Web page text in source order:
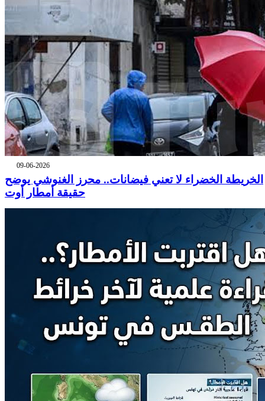
09-06-2026
الخريطة الخضراء لا تعني فيضانات.. محرز الغنوشي يوضح
حقيقة أمطار أوت